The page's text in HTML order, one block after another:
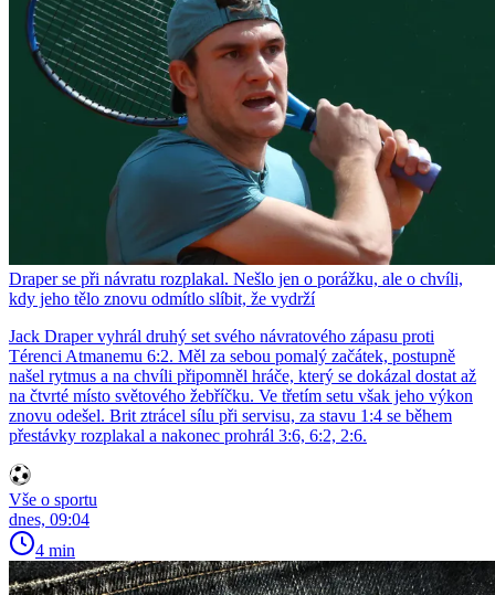
Draper se při návratu rozplakal. Nešlo jen o porážku, ale o chvíli,
kdy jeho tělo znovu odmítlo slíbit, že vydrží
Jack Draper vyhrál druhý set svého návratového zápasu proti
Térenci Atmanemu 6:2. Měl za sebou pomalý začátek, postupně
našel rytmus a na chvíli připomněl hráče, který se dokázal dostat až
na čtvrté místo světového žebříčku. Ve třetím setu však jeho výkon
znovu odešel. Brit ztrácel sílu při servisu, za stavu 1:4 se během
přestávky rozplakal a nakonec prohrál 3:6, 6:2, 2:6.
Vše o sportu
dnes, 09:04
4 min